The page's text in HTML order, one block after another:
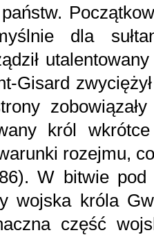
dla
Gisard
król
rozejmu,
W bitwie pod
wojska króla
część